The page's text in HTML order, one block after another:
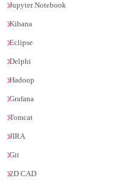
Jupyter Notebook
Kibana
Eclipse
Delphi
Hadoop
Grafana
Tomcat
JIRA
Git
2D CAD